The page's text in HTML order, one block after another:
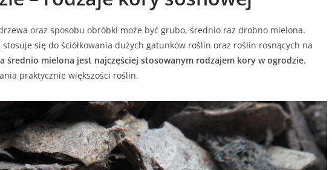
oraz sposobu obróbki może być grubo, średnio raz drobno mielona.
się do ściółkowania dużych gatunków roślin oraz roślin rosnących na
średnio mielona jest najczęściej stosowanym rodzajem kory w ogrodzie.
praktycznie większości roślin.